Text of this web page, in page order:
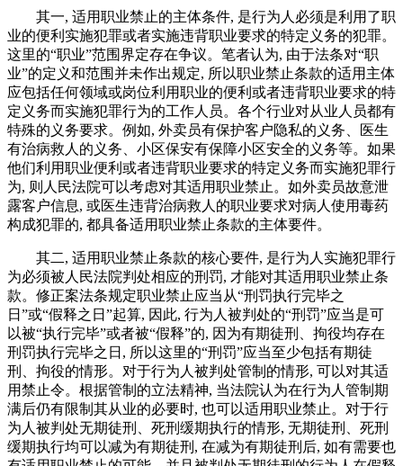
其一, 适用职业禁止的主体条件, 是行为人必须是利用了职
业的便利实施犯罪或者实施违背职业要求的特定义务的犯罪。
这里的“职业”范围界定存在争议。笔者认为, 由于法条对“职
业”的定义和范围并未作出规定, 所以职业禁止条款的适用主体
应包括任何领域或岗位利用职业的便利或者违背职业要求的特
定义务而实施犯罪行为的工作人员。各个行业对从业人员都有
特殊的义务要求。例如, 外卖员有保护客户隐私的义务、医生
有治病救人的义务、小区保安有保障小区安全的义务等。如果
他们利用职业便利或者违背职业要求的特定义务而实施犯罪行
为, 则人民法院可以考虑对其适用职业禁止。如外卖员故意泄
露客户信息, 或医生违背治病救人的职业要求对病人使用毒药
构成犯罪的, 都具备适用职业禁止条款的主体要件。
其二, 适用职业禁止条款的核心要件, 是行为人实施犯罪行
为必须被人民法院判处相应的刑罚, 才能对其适用职业禁止条
款。修正案法条规定职业禁止应当从“刑罚执行完毕之
日”或“假释之日”起算, 因此, 行为人被判处的“刑罚”应当是可
以被“执行完毕”或者被“假释”的, 因为有期徒刑、拘役均存在
刑罚执行完毕之日, 所以这里的“刑罚”应当至少包括有期徒
刑、拘役的情形。对于行为人被判处管制的情形, 可以对其适
用禁止令。根据管制的立法精神, 当法院认为在行为人管制期
满后仍有限制其从业的必要时, 也可以适用职业禁止。对于行
为人被判处无期徒刑、死刑缓期执行的情形, 无期徒刑、死刑
缓期执行均可以减为有期徒刑, 在减为有期徒刑后, 如有需要也